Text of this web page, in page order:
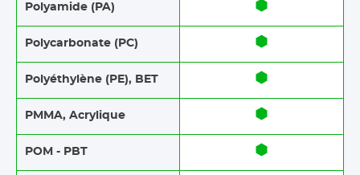
Polyamide (PA)
Polycarbonate (PC)
Polyéthylène (PE), BET
PMMA, Acrylique
POM - PBT